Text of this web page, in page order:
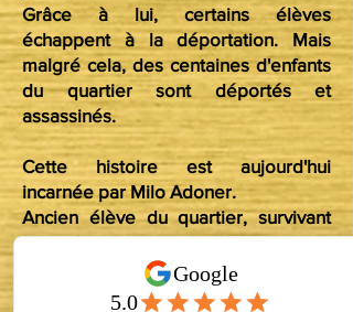
Grâce à lui, certains élèves
échappent à la déportation. Mais
malgré cela, des centaines d'enfants
du quartier sont déportés et
assassinés.
Cette histoire est aujourd'hui
incarnée par Milo Adoner.
Ancien élève du quartier, survivant
de la Shoah, il consacra une grande
partie de sa vie à transmettre la
mémoire des enfants déportés du